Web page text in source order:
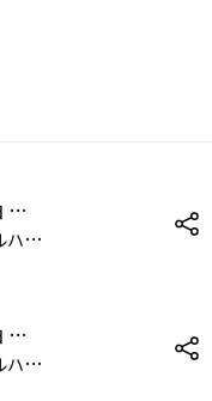
Dvořák: 交響曲 第9番 ホ短調 作品95《新世界より》: 第2楽章: Largo
ベ
ルリン・フィルハーモニー管弦楽団/ラファエル・クーベリック
Dvořák: 交響曲 第9番 ホ短調 作品95 《新世界より》: 第3楽章: Scherzo. Molto vivace
ベ
ルリン・フィルハーモニー管弦楽団/ラファエル・クーベリック